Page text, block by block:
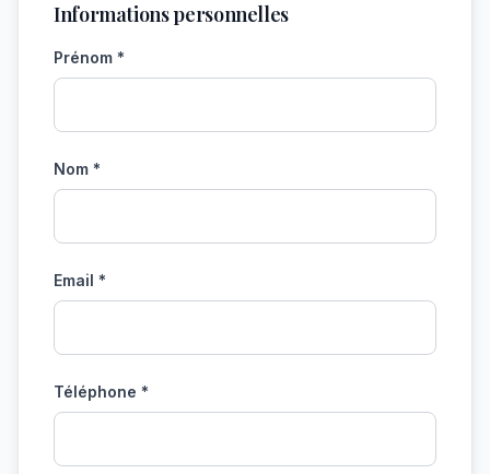
Informations personnelles
Prénom *
Nom *
Email *
Téléphone *